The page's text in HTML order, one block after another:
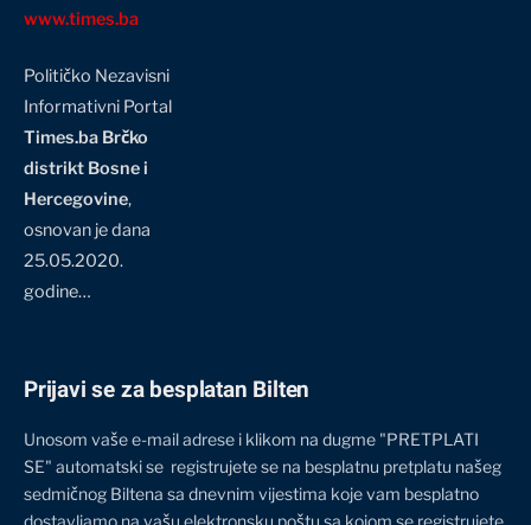
www.times.ba
Političko Nezavisni
Informativni Portal
Times.ba Brčko
distrikt Bosne i
Hercegovine,
osnovan je dana
25.05.2020.
godine…
Prijavi se za besplatan Bilten
Unosom vaše e-mail adrese i klikom na dugme "PRETPLATI
SE" automatski se registrujete se na besplatnu pretplatu našeg
sedmičnog Biltena sa dnevnim vijestima koje vam besplatno